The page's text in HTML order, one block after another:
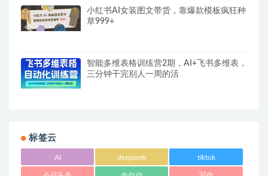
小红书AI女装图文带货，靠爆款模板疯狂种
草999+
智能多维表格训练营2期，AI+飞书多维表，
三分钟干完别人一周的活
标签云
AI deepseek tiktok